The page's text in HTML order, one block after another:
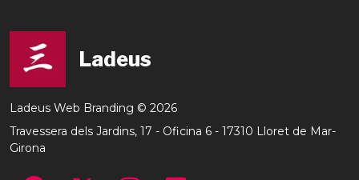
Ladeus
Ladeus Web Branding © 2026
Travessera dels Jardins, 17 - Oficina 6 - 17310 Lloret de Mar-
Girona